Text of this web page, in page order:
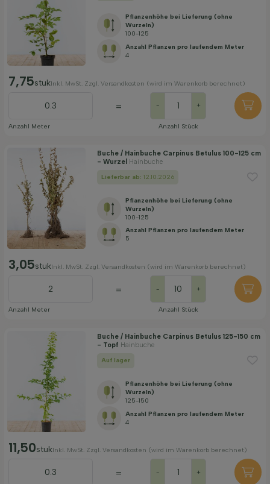
Pflanzenhöhe bei Lieferung (ohne
Wurzeln)
100-125
Anzahl Pflanzen pro laufendem Meter
4
7,75stukInkl. MwSt. Zzgl. Versandkosten (wird im Warenkorb berechnet)
Anzahl Meter
= - +
Anzahl Stück
Buche / Hainbuche Carpinus Betulus 100-125 cm
- Wurzel Hainbuche
Lieferbar ab: 12.10.2026
Pflanzenhöhe bei Lieferung (ohne
Wurzeln)
100-125
Anzahl Pflanzen pro laufendem Meter
5
3,05stukInkl. MwSt. Zzgl. Versandkosten (wird im Warenkorb berechnet)
Anzahl Meter
= - +
Anzahl Stück
Buche / Hainbuche Carpinus Betulus 125-150 cm
- Topf Hainbuche
Auf lager
Pflanzenhöhe bei Lieferung (ohne
Wurzeln)
125-150
Anzahl Pflanzen pro laufendem Meter
4
11,50stukInkl. MwSt. Zzgl. Versandkosten (wird im Warenkorb berechnet)
= - +